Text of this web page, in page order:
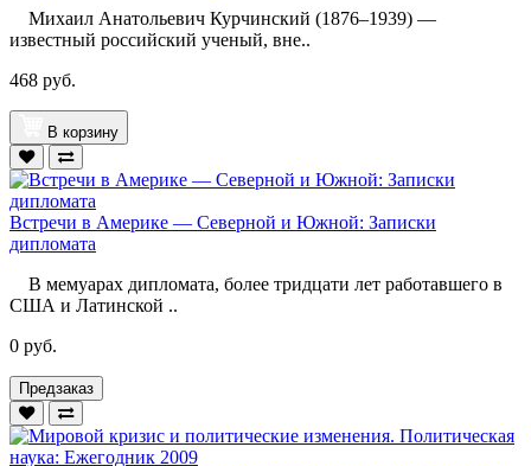
Михаил Анатольевич Курчинский (1876–1939) —
известный российский ученый, вне..
468 руб.
В корзину
Встречи в Америке — Северной и Южной: Записки
дипломата
В мемуарах дипломата, более тридцати лет работавшего в
США и Латинской ..
0 руб.
Предзаказ